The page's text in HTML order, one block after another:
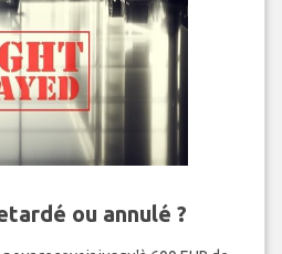
ou annulé ?